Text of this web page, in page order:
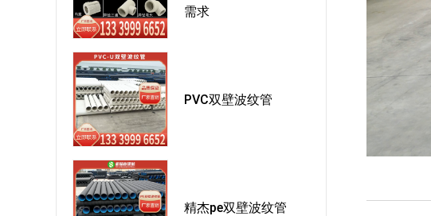
需求
PVC双壁波纹管
精杰pe双壁波纹管